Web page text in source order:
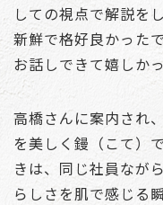
しての視点で解説を
新鮮で格好良かった
お話しできて嬉しかっ
高橋さんに案内され
を美しく鏝（こて）
きは、同じ社員なが
らしさを肌で感じる